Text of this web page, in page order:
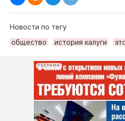
Новости по тегу
общество
история калуги
РЕКЛАМА